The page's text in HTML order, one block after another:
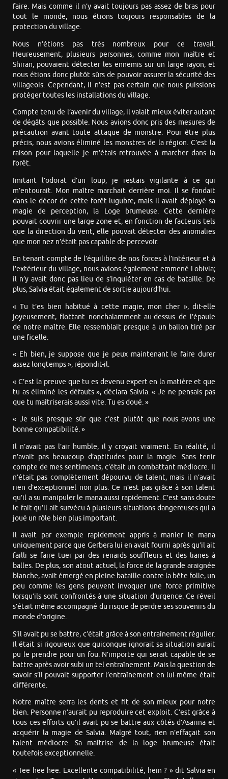
faire. Mais comme il n’y avait toujours pas assez de bras pour
tout le monde, nous étions toujours responsables de la
protection du village.
Nous n’étions pas très nombreux pour ce travail.
Heureusement, plusieurs personnes, comme mon maître et
Shiran, pouvaient détecter les ennemis sur un large rayon, et
nous étions donc plutôt sûrs de pouvoir assurer la sécurité des
villageois. Cependant, il n’est pas certain que nous puissions
protéger toutes les installations du village.
Compte tenu de l’avenir du village, il valait mieux éviter autant
de dégâts que possible. Nous avions donc pris des mesures de
précaution avant toute attaque de monstre. Pour être plus
précis, nous avions éliminé les monstres de la région. C’est la
raison pour laquelle je m’étais retrouvée à marcher dans la
forêt.
Imitant l’odorat d’un loup, je restais vigilante à ce qui
m’entourait. Mon maître marchait derrière moi. Il se fondait
dans le décor de cette forêt lugubre, mais il avait déployé sa
magie de perception, la Loge brumeuse. Cette dernière
pouvait couvrir une large zone et, en fonction de facteurs tels
que la direction du vent, elle pouvait détecter des anomalies
que mon nez n’était pas capable de percevoir.
En tenant compte de l’équilibre de nos forces à l’intérieur et à
l’extérieur du village, nous avions également emmené Lobivia;
il n’y avait donc pas lieu de s’inquiéter en cas de bataille. De
plus, Salvia était également de sortie aujourd’hui.
« Tu t’es bien habitué à cette magie, mon cher », dit-elle
joyeusement, flottant nonchalamment au-dessus de l’épaule
de notre maître. Elle ressemblait presque à un ballon tiré par
une ficelle.
« Eh bien, je suppose que je peux maintenant le faire durer
assez longtemps », répondit-il.
« C’est la preuve que tu es devenu expert en la matière et que
tu as éliminé les défauts », déclara Salvia. « Je ne pensais pas
que tu maîtriserais aussi vite. Tu es doué. »
« Je suis presque sûr que c’est plutôt que nous avons une
bonne compatibilité. »
Il n’avait pas l’air humble, il y croyait vraiment. En réalité, il
n’avait pas beaucoup d’aptitudes pour la magie. Sans tenir
compte de mes sentiments, c’était un combattant médiocre. Il
n’était pas complètement dépourvu de talent, mais il n’avait
rien d’exceptionnel non plus. Ce n’est pas grâce à son talent
qu’il a su manipuler le mana aussi rapidement. C’est sans doute
le fait qu’il ait survécu à plusieurs situations dangereuses qui a
joué un rôle bien plus important.
Il avait par exemple rapidement appris à manier le mana
uniquement parce que Gerbera lui en avait fourni après qu’il ait
failli se faire tuer par des renards souffleurs et des lianes à
balles. De plus, son atout actuel, la force de la grande araignée
blanche, avait émergé en pleine bataille contre la bête folle, un
peu comme les gens peuvent invoquer une force primitive
lorsqu’ils sont confrontés à une situation d’urgence. Ce réveil
s’était même accompagné du risque de perdre ses souvenirs du
monde d’origine.
S’il avait pu se battre, c’était grâce à son entraînement régulier.
Il était si rigoureux que quiconque ignorait sa situation aurait
pu le prendre pour un fou. N’importe qui serait capable de se
battre après avoir subi un tel entraînement. Mais la question de
savoir s’il pouvait supporter l’entraînement en lui-même était
différente.
Notre maître serra les dents et fit de son mieux pour notre
bien. Personne n’aurait pu reproduire cet exploit. C’est grâce à
tous ces efforts qu’il avait pu se battre aux côtés d’Asarina et
acquérir la magie de Salvia. Malgré tout, rien n’effaçait son
talent médiocre. Sa maîtrise de la loge brumeuse était
toutefois exceptionnelle.
« Tee hee hee. Excellente compatibilité, hein ? » dit Salvia en